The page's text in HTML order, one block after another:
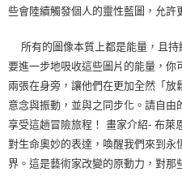
些會陸續觸發個人的靈性藍圖，允許
所有的圖像本質上都是能量，且持
要進一步地吸收這些圖片的能量，
兩張在身旁，讓他們在更加全然「
意念與振動，並與之同步化。請自
享受這趟冒險旅程！ 畫家介紹- 布萊
對生命奧妙的表達，喚醒我們來到永
界。這是藝術家改變的原動力，對那